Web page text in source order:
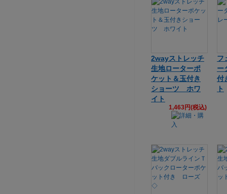
2wayストレッチ
生地ローターポ
ケット＆玉付き
ショーツ ホワ
イト
1,463円(税込)
フ
ー
付
ト